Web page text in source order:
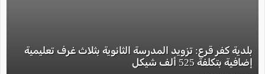
بلدية كفر قرع: تزويد المدرسة الثانوية بثلاث غرف تعليمية
إضافية بتكلفة 525 ألف شيكل